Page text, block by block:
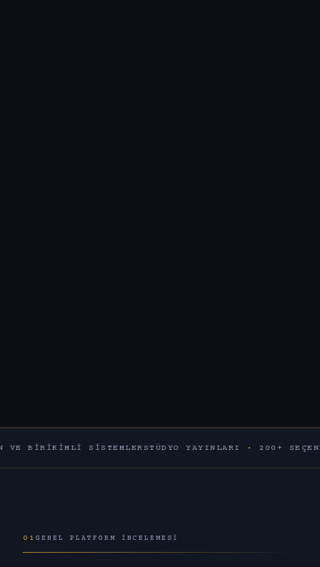
SISTEMLERSTÜDYO YAYINLARI·200+ SEÇENEK 60+
01 GENEL PLATFORM İNCELEMESI